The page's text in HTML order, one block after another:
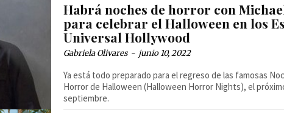
Habrá noches de horror con
para celebrar el Halloween en los
Universal Hollywood
Gabriela Olivares - junio 10, 2022
Ya está todo preparado para el regreso de las famosas
Horror de Halloween (Halloween Horror Nights), el
septiembre.